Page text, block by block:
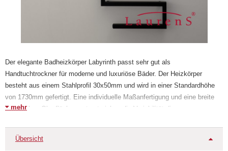
Der elegante Badheizkörper Labyrinth passt sehr gut als
Handtuchtrockner für moderne und luxuriöse Bäder. Der Heizkörper
besteht aus einem Stahlprofil 30x50mm und wird in einer Standardhöhe
von 1730mm gefertigt. Eine individuelle Maßanfertigung und eine breite
Auswahl an Oberflächen unterstreichen die Variabilität dieses
Betrieb ist nur nach Umbau des Heizkörpers möglich und wird von uns als
mehr
Übersicht